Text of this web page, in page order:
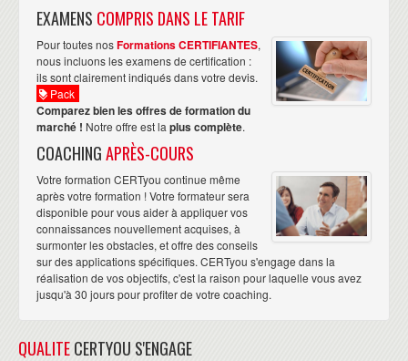
EXAMENS COMPRIS DANS LE TARIF
Pour toutes nosFormations CERTIFIANTES,
nous incluons les examens de certification :
ils sont clairement indiqués dans votre devis.
Pack
Comparez bien les offres de formation du
marché ! Notre offre est la plus complète.
COACHINGAPRÈS-COURS
Votre formation CERTyou continue même
après votre formation ! Votre formateur sera
disponible pour vous aider à appliquer vos
connaissances nouvellement acquises, à
surmonter les obstacles, et offre des conseils
sur des applications spécifiques. CERTyou s'engage dans la
réalisation de vos objectifs, c'est la raison pour laquelle vous avez
jusqu'à 30 jours pour profiter de votre coaching.
QUALITECERTYOU S'ENGAGE